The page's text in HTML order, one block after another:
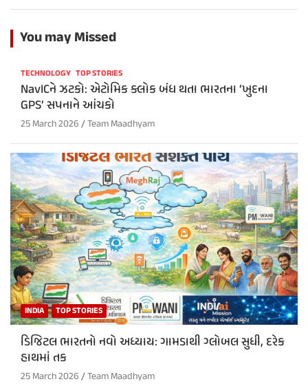
You may Missed
TECHNOLOGY TOP STORIES
NavICને ઝટકો: એટોમિક ક્લોક બંધ થતા ભારતના ‘ખુદના
GPS’ સપનાને આંચકો
25 March 2026 Team Maadhyam
INDIA TOP STORIES
ડિજિટલ ભારતનો નવો અધ્યાય: ગામડાથી ગ્લોબલ સુધી, દરેક
હાથમાં તક
25 March 2026 Team Maadhyam